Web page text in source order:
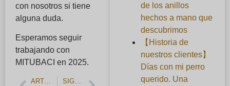
con nosotros si tiene
alguna duda.
Esperamos seguir
trabajando con
MITUBACI en 2025.
de los anillos
hechos a mano que
descubrimos
【Historia de
nuestros clientes】
Días con mi perro
querido. Una